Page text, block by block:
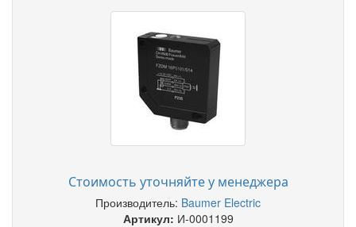
Стоимость уточняйте у менеджера
Производитель: Baumer Electric
Артикул: И-0001199